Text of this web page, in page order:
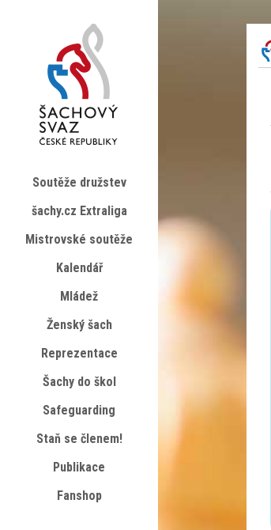
Soutěže družstev
šachy.cz Extraliga
Mistrovské soutěže
Kalendář
Mládež
Ženský šach
Reprezentace
Šachy do škol
Safeguarding
Staň se členem!
Publikace
Fanshop